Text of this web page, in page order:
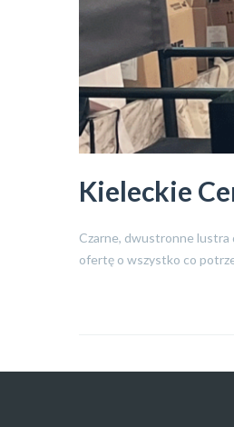
Kieleckie
Czarne, dwustronne lustra
ofertę o wszystko co